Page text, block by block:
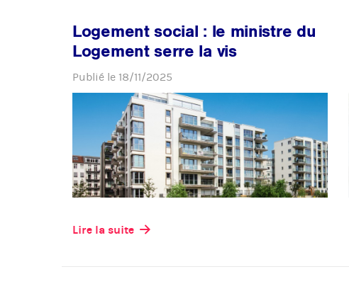
Logement social : le ministre du
Logement serre la vis
Publié le 18/11/2025
Lire la suite